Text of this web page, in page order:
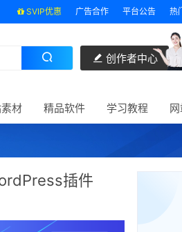
SVIP优惠 广告合作 平台公告 热
创作者中心
材 精品软件 学习教程
插件